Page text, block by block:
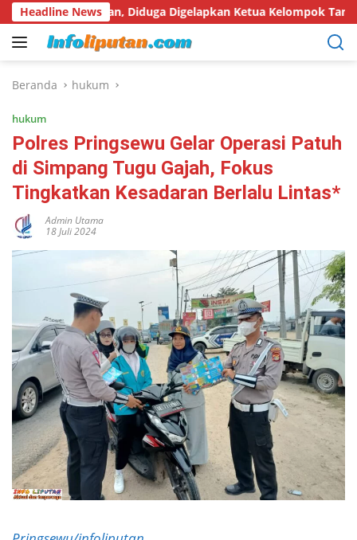
Langsung
ke
konten
Headline News
Diduga Digelapkan Ketua Kelompok Tani Hari
Beranda hukum
hukum
Polres Pringsewu Gelar Operasi Patuh
di Simpang Tugu Gajah, Fokus
Tingkatkan Kesadaran Berlalu Lintas*
Admin Utama
18 Juli 2024